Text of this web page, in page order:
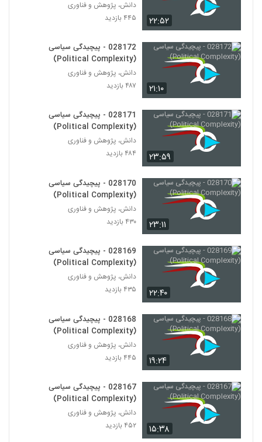
Ecology)
۵۳۲ بازدید
028176 - محیط زیست سیستم (Systems
Ecology)
167
Ecology)
۵۰۳ بازدید
Ecology)
۴۷۹ بازدید
028179 - محیط زیست سیستم (Systems
Ecology)
170
Ecology)
Ecology)
۴۶۰ بازدید
028182 - محیط زیست سیستم (Systems
Ecology)
173
Ecology)
174
Ecology)
۲۲:۵۲
دانش، پژوهش و فناوری
۴۴۵ بازدید
۲۱:۱۰
028172 - پیچیدگی سیاسی
(Political Complexity)
دانش، پژوهش و فناوری
۴۸۷ بازدید
۲۳:۵۹
028171 - پیچیدگی سیاسی
(Political Complexity)
دانش، پژوهش و فناوری
۴۸۴ بازدید
۲۳:۱۱
028170 - پیچیدگی سیاسی
(Political Complexity)
دانش، پژوهش و فناوری
۴۳۰ بازدید
۲۲:۴۰
028169 - پیچیدگی سیاسی
(Political Complexity)
دانش، پژوهش و فناوری
۴۳۵ بازدید
۱۹:۲۴
028168 - پیچیدگی سیاسی
(Political Complexity)
دانش، پژوهش و فناوری
۴۴۵ بازدید
۱۵:۳۸
028167 - پیچیدگی سیاسی
(Political Complexity)
دانش، پژوهش و فناوری
۴۵۲ بازدید